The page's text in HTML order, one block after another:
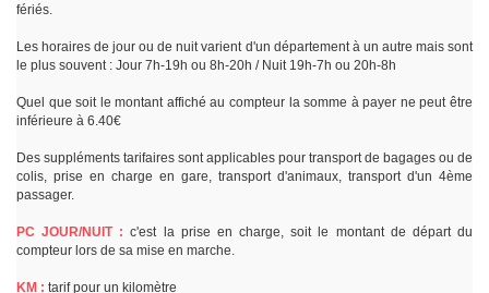
fériés.
Les horaires de jour ou de nuit varient d'un département à un autre mais sont
le plus souvent : Jour 7h-19h ou 8h-20h / Nuit 19h-7h ou 20h-8h
Quel que soit le montant affiché au compteur la somme à payer ne peut être
inférieure à 6.40€
Des suppléments tarifaires sont applicables pour transport de bagages ou de
colis, prise en charge en gare, transport d'animaux, transport d'un 4ème
passager.
PC JOUR/NUIT : c'est la prise en charge, soit le montant de départ du
compteur lors de sa mise en marche.
KM : tarif pour un kilomètre